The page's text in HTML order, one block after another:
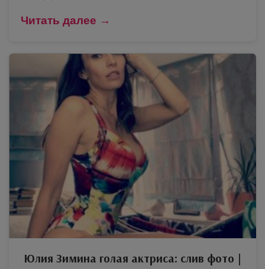
Читать далее →
Юлия Зимина голая актриса: слив фото |